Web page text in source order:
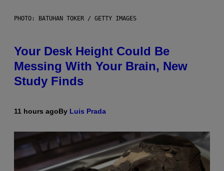
PHOTO: BATUHAN TOKER / GETTY IMAGES
Your Desk Height Could Be
Messing With Your Brain, New
Study Finds
11 hours agoBy Luis Prada